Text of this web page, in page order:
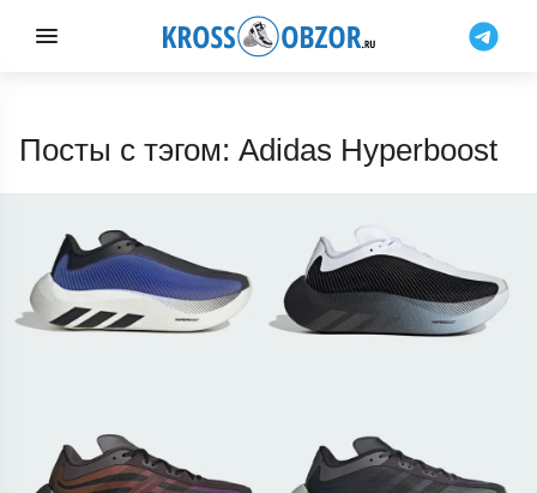
Посты с тэгом: Adidas Hyperboost